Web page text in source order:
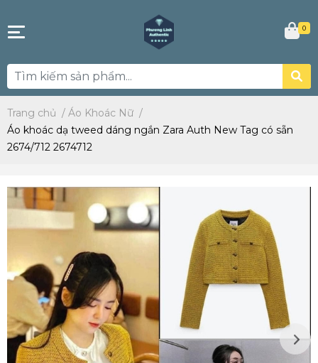
0
Trang chủ / Áo Khoác Nữ /
Áo khoác dạ tweed dáng ngắn Zara Auth New Tag có sẵn
2674/712 2674712